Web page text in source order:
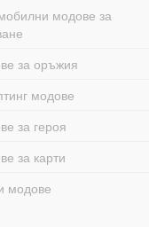
модове за
за оръжия
модове
за героя
за карти
модове